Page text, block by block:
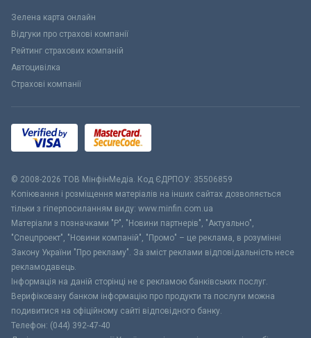
Зелена карта онлайн
Відгуки про страхові компанії
Рейтинг страхових компаній
Автоцивілка
Страхові компанії
© 2008-2026 ТОВ МiнфiнМедiа. Код ЄДРПОУ: 35506859
Копіювання і розміщення матеріалів на інших сайтах дозволяється
тільки з гіперпосиланням виду: www.minfin.com.ua
Матеріали з позначками "Р", "Новини партнерів", "Актуально",
"Спецпроект", "Новини компаній", "Промо" – це реклама, в розумінні
Закону України "Про рекламу". За зміст реклами відповідальність несе
рекламодавець.
Інформація на даній сторінці не є рекламою банківських послуг.
Верифіковану банком інформацію про продукти та послуги можна
подивитися на офіційному сайті відповідного банку.
Телефон: (044) 392-47-40